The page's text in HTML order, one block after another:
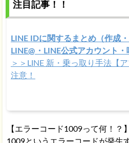
注目記事！！
LINE IDに関するまとめ（作成
LINE@・LINE公式アカウント・
＞＞LINE 新・乗っ取り手法【
注意！
【エラーコード1009って何！？
1009というエラーコードが発生